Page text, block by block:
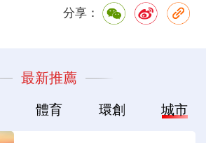
分享：
最新推薦
體育 環創 城市